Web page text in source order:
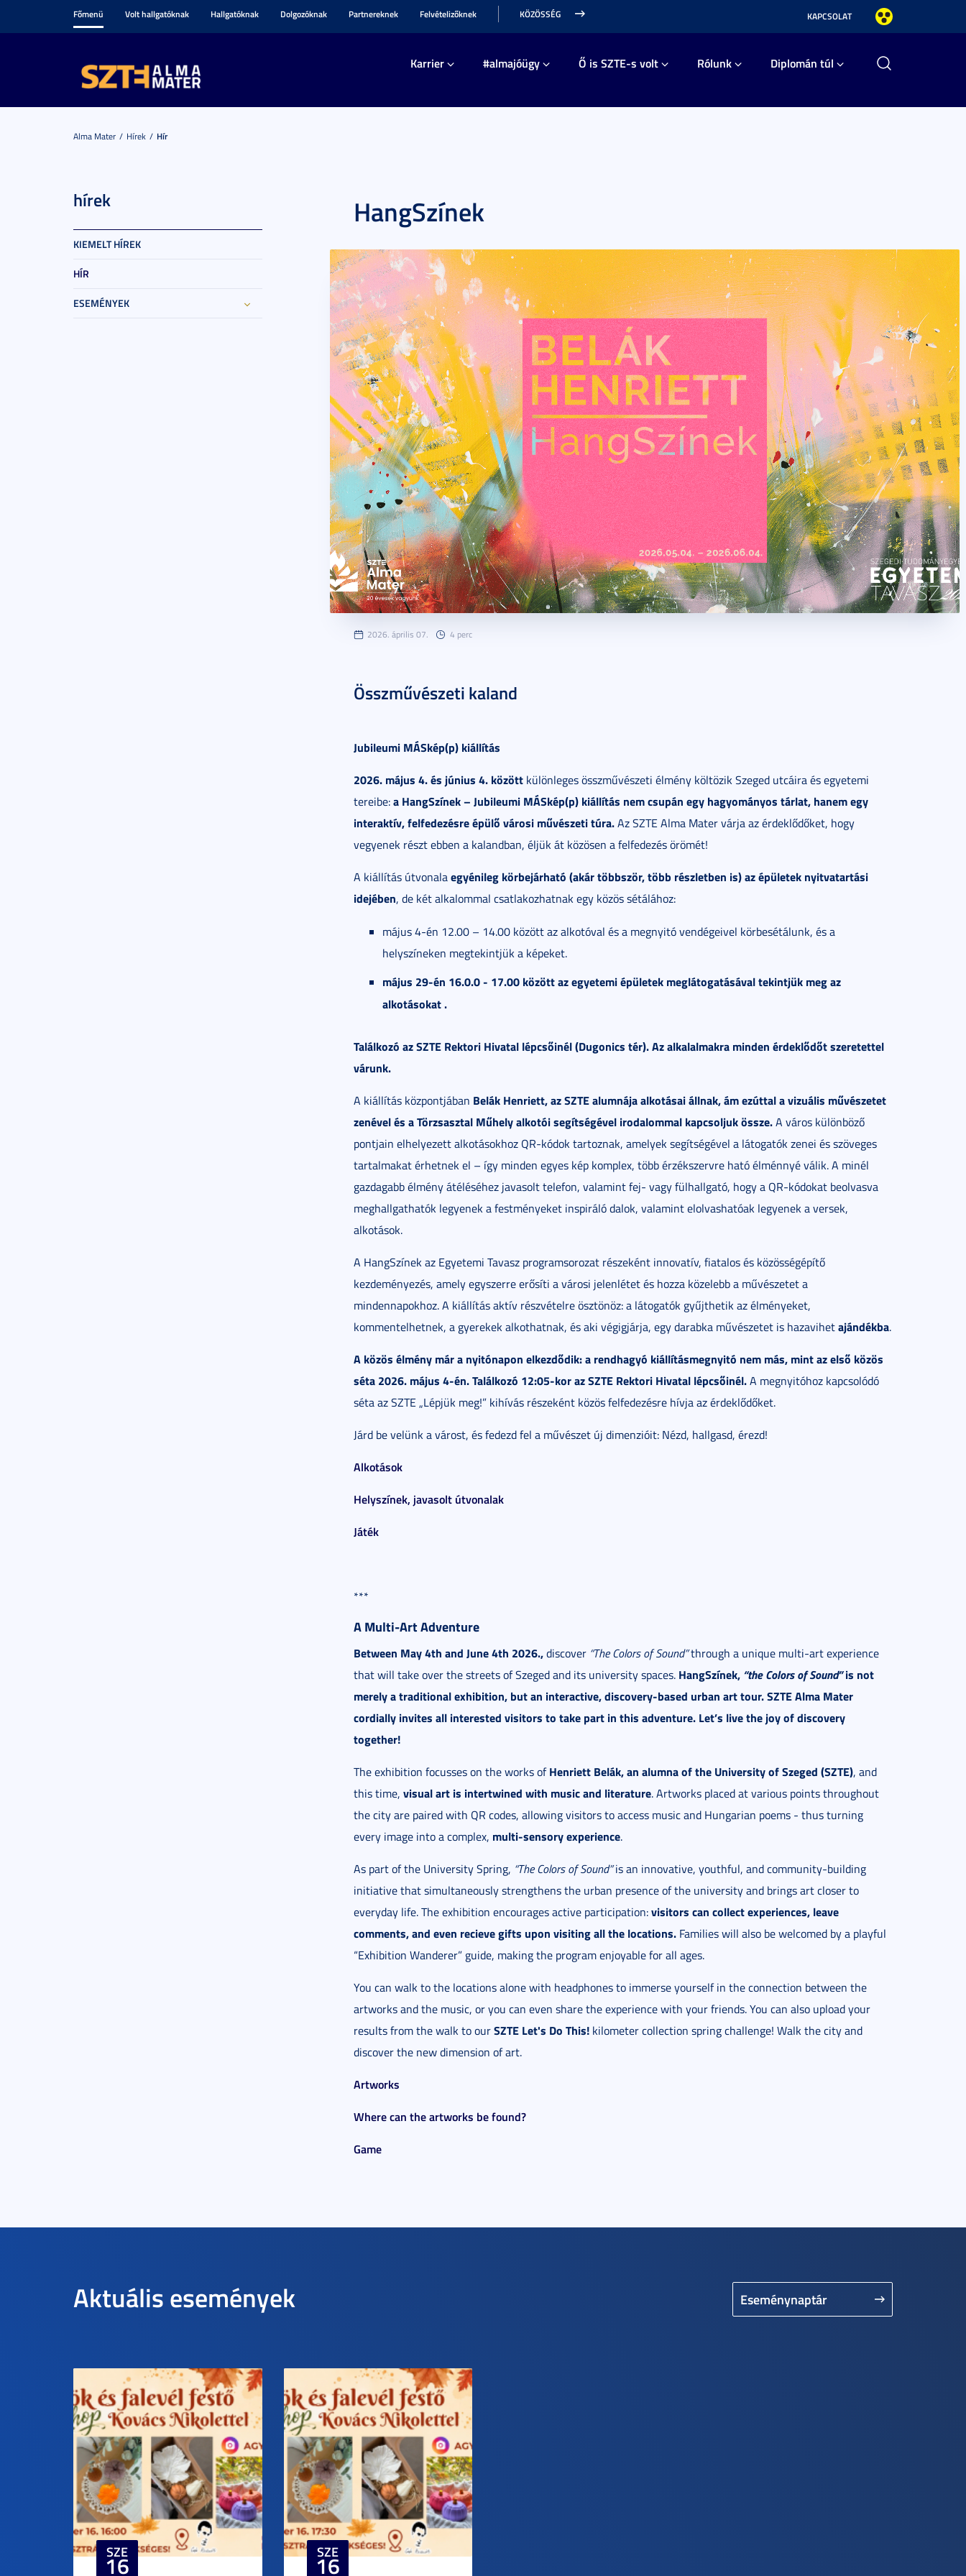
Főmenü Volt hallgatóknak Hallgatóknak Dolgozóknak Partnereknek Felvételizőknek KÖZÖSSÉG KAPCSOLAT
Karrier #almajóügy Ő is SZTE-s volt Rólunk Diplomán túl
Alma Mater Hírek Hír
hírek
KIEMELT HÍREK
HÍR
ESEMÉNYEK
HangSzínek
2026. április 07. 4 perc
Összművészeti kaland
Jubileumi MÁSkép(p) kiállítás
2026. május 4. és június 4. között különleges összművészeti élmény költözik Szeged utcáira és egyetemi
tereibe:a HangSzínek – Jubileumi MÁSkép(p) kiállítás nem csupán egy hagyományos tárlat, hanem egy
interaktív, felfedezésre épülő városi művészeti túra.Az SZTE Alma Mater várja az érdeklődőket, hogy
vegyenek részt ebben a kalandban, éljük át közösen a felfedezés örömét!
A kiállítás útvonalaegyénileg körbejárható (akár többször, több részletben is) az épületek nyitvatartási
idejében, de két alkalommal csatlakozhatnak egy közös sétálához:
május 4-én 12.00 – 14.00 között az alkotóval és a megnyitó vendégeivel körbesétálunk, és a
helyszíneken megtekintjük a képeket.
május 29-én 16.0.0 - 17.00 között az egyetemi épületek meglátogatásával tekintjük meg az
alkotásokat .
Találkozó az SZTE Rektori Hivatal lépcsőinél (Dugonics tér).Az alkalalmakra minden érdeklődőt szeretettel
várunk.
A kiállítás központjában Belák Henriett, az SZTE alumnája alkotásai állnak, ám ezúttal a vizuális művészetet
zenével és aTörzsasztal Műhely alkotói segítségével irodalommal kapcsoljuk össze.A város különböző
pontjain elhelyezett alkotásokhoz QR-kódok tartoznak, amelyek segítségével a látogatók zenei és szöveges
tartalmakat érhetnek el – így minden egyes kép komplex, több érzékszervre ható élménnyé válik. A minél
gazdagabb élmény átéléséhez javasolt telefon, valamint fej- vagy fülhallgató, hogy a QR-kódokat beolvasva
meghallgathatók legyenek a festményeket inspiráló dalok, valamint elolvashatóak legyenek a versek,
alkotások.
A HangSzínek az Egyetemi Tavasz programsorozat részeként innovatív, fiatalos és közösségépítő
kezdeményezés, amely egyszerre erősíti a városi jelenlétet és hozza közelebb a művészetet a
mindennapokhoz. A kiállítás aktív részvételre ösztönöz: a látogatók gyűjthetik az élményeket,
kommentelhetnek, a gyerekek alkothatnak, és aki végigjárja, egy darabka művészetet is hazavihetajándékba.
A közös élmény már a nyitónapon elkezdődik: a rendhagyó kiállításmegnyitó nem más, mint az első közös
séta 2026. május 4-én. Találkozó 12:05-kor az SZTE Rektori Hivatal lépcsőinél.A megnyitóhoz kapcsolódó
séta az SZTE „Lépjük meg!” kihívás részeként közös felfedezésre hívja az érdeklődőket.
Járd be velünk a várost, és fedezd fel a művészet új dimenzióit: Nézd, hallgasd, érezd!
Alkotások
Helyszínek, javasolt útvonalak
Játék
***
A Multi-Art Adventure
Between May 4th and June 4th 2026.,discover “The Colors of Sound”through a unique multi-art experience
that will take over the streets of Szeged and its university spaces. HangSzínek, “the Colors of Sound”is not
merely a traditional exhibition, but an interactive, discovery-based urban art tour. SZTE Alma Mater
cordially invites all interested visitors to take part in this adventure. Let’s live the joy of discovery
together!
The exhibition focusses on the works ofHenriett Belák, an alumna of the University of Szeged (SZTE), and
this time, visual art is intertwined with music and literature. Artworks placed at various points throughout
the city are paired with QR codes, allowing visitors to access music and Hungarian poems - thus turning
every image into a complex, multi-sensory experience.
As part of the University Spring, “The Colors of Sound”is an innovative, youthful, and community-building
initiative that simultaneously strengthens the urban presence of the university and brings art closer to
everyday life. The exhibition encourages active participation:visitors can collect experiences, leave
comments, and even recieve gifts upon visiting all the locations. Families will also be welcomed by a playful
“Exhibition Wanderer” guide, making the program enjoyable for all ages.
You can walk to the locations alone with headphones to immerse yourself in the connection between the
artworks and the music, or you can even share the experience with your friends. You can also upload your
results from the walk to ourSZTE Let's Do This! kilometer collection spring challenge! Walk the city and
discover the new dimension of art.
Artworks
Where can the artworks be found?
Game
Aktuális események Eseménynaptár
SZE
16 SZE
16